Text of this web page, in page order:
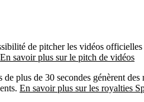
de pitcher les vidéos officielles
En savoir plus sur le pitch de vidéos
plus de 30 secondes génèrent des
En savoir plus sur les royalties